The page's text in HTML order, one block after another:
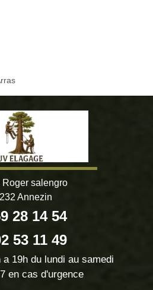
Roger salengro
Annezin
28 14 54
53 11 49
a 19h du lundi au samedi
en cas d'urgence